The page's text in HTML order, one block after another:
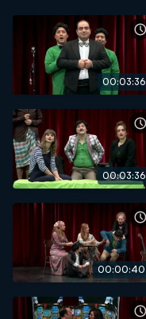
00:03:36
00:03:36
00:00:40